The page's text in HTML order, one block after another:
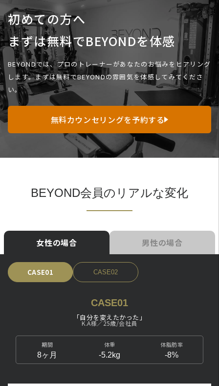
初めての方へ
まずは無料でBEYONDを体感
BEYONDでは、プロのトレーナーがあなたのお悩みをヒアリング
します。まずは無料でBEYONDの雰囲気を体感してみてくださ
い。
無料カウンセリングを予約する
BEYOND会員のリアルな変化
女性の場合 男性の場合
CASE01
「自分を変えたかった」
K.A様／25歳/会社員
期間
8ヶ月
体重
-5.2kg
体脂肪率
-8%
CASE02